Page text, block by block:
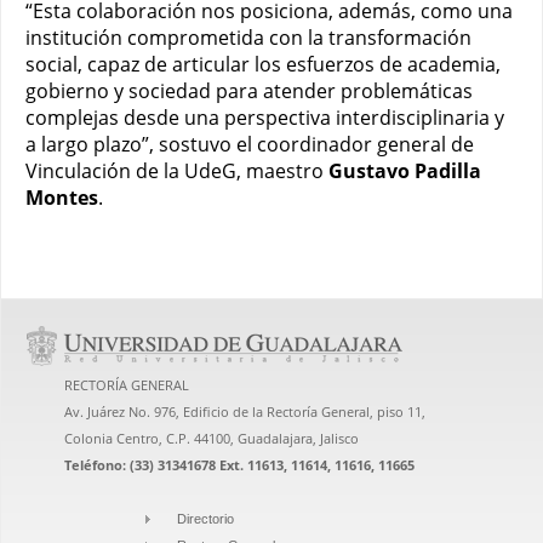
“Esta colaboración nos posiciona, además, como una
institución comprometida con la transformación
social, capaz de articular los esfuerzos de academia,
gobierno y sociedad para atender problemáticas
complejas desde una perspectiva interdisciplinaria y
a largo plazo”, sostuvo el coordinador general de
Vinculación de la UdeG, maestro Gustavo Padilla
Montes.
RECTORÍA GENERAL
Av. Juárez No. 976, Edificio de la Rectoría General, piso 11,
Colonia Centro, C.P. 44100, Guadalajara, Jalisco
Teléfono: (33) 31341678 Ext. 11613, 11614, 11616, 11665
Directorio